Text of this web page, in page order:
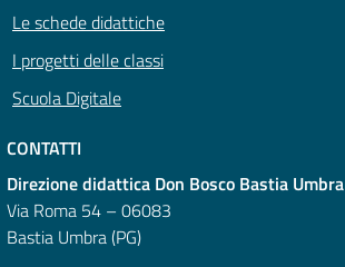
Le schede didattiche
I progetti delle classi
Scuola Digitale
CONTATTI
Direzione didattica Don Bosco Bastia Umbra
Via Roma 54 – 06083
Bastia Umbra (PG)